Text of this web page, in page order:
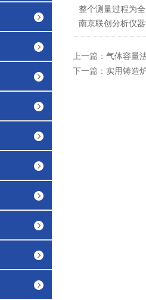
整个测量过程为
南京联创分析仪
上一篇： 气体容量
下一篇： 实用铸造